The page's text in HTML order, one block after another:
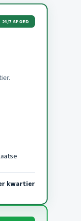
24/7 SPOED
kwartier